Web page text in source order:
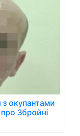
окупантами
Збройні